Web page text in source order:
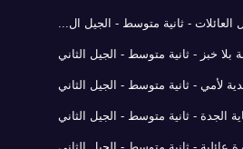
- ثانية متوسط - الجيل ال...
خبز - ثانية متوسط - الجيل الثاني
لأمي - ثانية متوسط - الجيل الثاني
الجدة - ثانية متوسط - الجيل الثاني